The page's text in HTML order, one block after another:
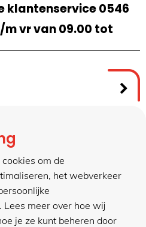
klantenservice 0546
vr van 09.00 tot
om de
het webverkeer
meer over hoe wij
je ze kunt beheren door